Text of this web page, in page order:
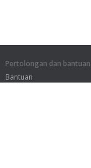
Pertolongan dan bantuan
Bantuan